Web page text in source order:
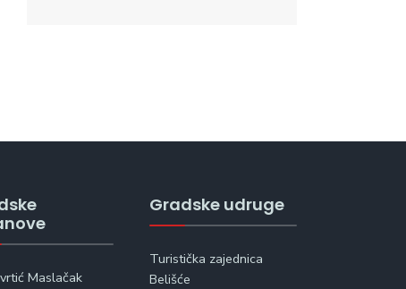
Maslačak
Gradske udruge
Turistička zajednica
Belišće